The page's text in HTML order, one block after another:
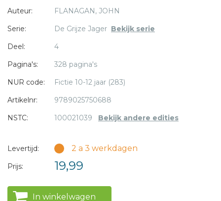
de hulp van onze vrienden uit Araluen accepteren.
Auteur:
FLANAGAN, JOHN
Serie:
De Grijze Jager Bekijk serie
Deel:
4
Pagina's:
328 pagina's
NUR code:
Fictie 10-12 jaar (283)
Artikelnr:
9789025750688
NSTC:
100021039 Bekijk andere edities
Levertijd: 2 a 3 werkdagen
Prijs: 19,99
In winkelwagen
* = verplicht